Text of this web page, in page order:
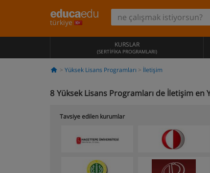
türkiye
KURSLAR
(SERTIFIKA PROGRAMLARI)
Yüksek Lisans Programları İletişim
8 Yüksek Lisans Programları de İletişim en
Tavsiye edilen kurumlar